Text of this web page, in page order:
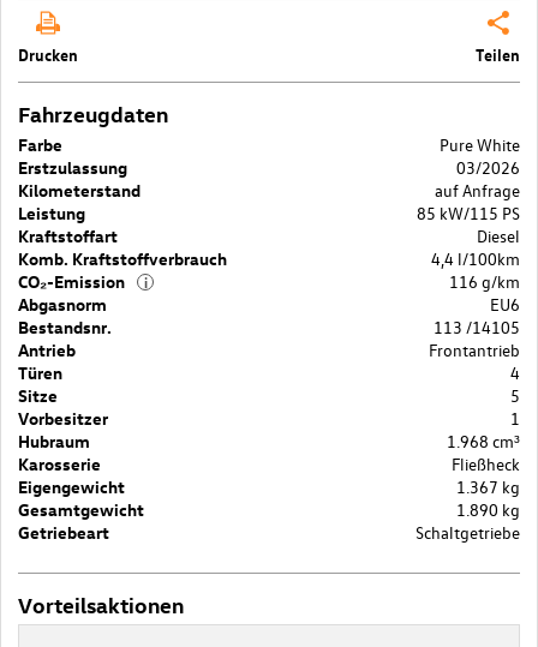
Drucken Teilen
Fahrzeugdaten
Farbe
Pure White
Erstzulassung
03/2026
Kilometerstand
auf Anfrage
Leistung
85 kW/115 PS
Kraftstoffart
Diesel
Komb. Kraftstoffverbrauch
4,4 l/100km
CO₂-Emission
i
116 g/km
Abgasnorm
EU6
Bestandsnr.
113 /14105
Antrieb
Frontantrieb
Türen
4
Sitze
5
Vorbesitzer
1
Hubraum
1.968 cm³
Karosserie
Fließheck
Eigengewicht
1.367 kg
Gesamtgewicht
1.890 kg
Getriebeart
Schaltgetriebe
Vorteilsaktionen